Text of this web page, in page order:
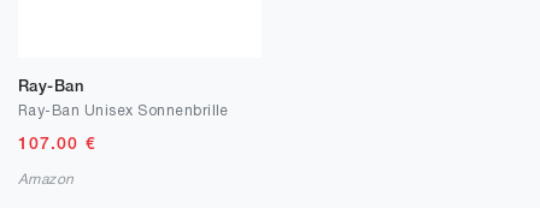
Ray-Ban
Ray-Ban Unisex Sonnenbrille
107.00 €
Amazon